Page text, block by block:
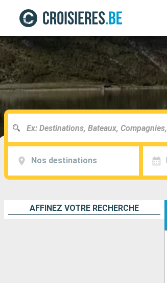
Nos destinations
AFFINEZ VOTRE RECHERCHE